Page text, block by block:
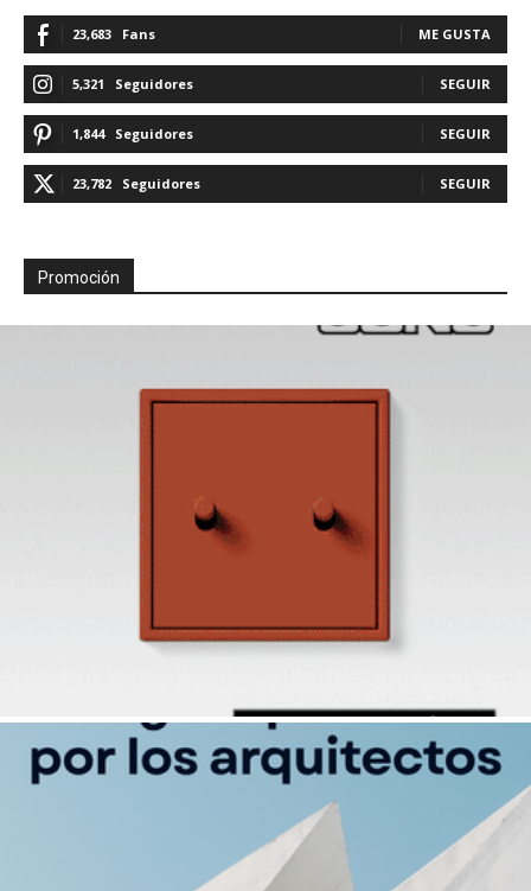
23,683 Fans ME GUSTA
5,321 Seguidores SEGUIR
1,844 Seguidores SEGUIR
23,782 Seguidores SEGUIR
Promoción